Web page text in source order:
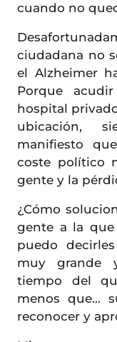
cuando no
ciudadana no
el Alzheimer
Porque
hospital
ubicación,
manifiesto
coste político
gente y la
¿Cómo
gente a la
puedo
muy grande
tiempo del
menos que…
reconocer y